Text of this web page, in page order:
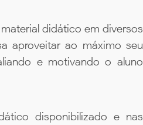
didático em diversos
aproveitar ao máximo seu
e motivando o aluno
disponibilizado e nas